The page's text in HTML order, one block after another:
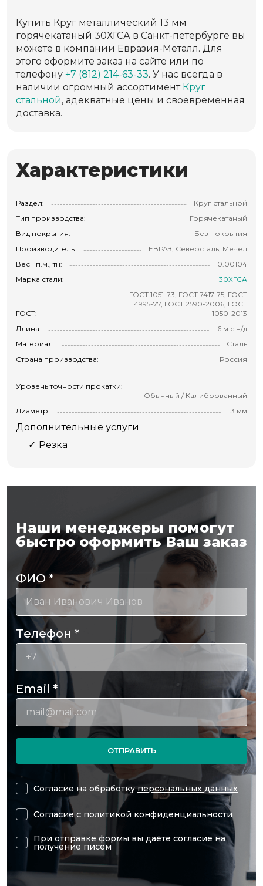
Купить Круг металлический 13 мм
горячекатаный 30ХГСА в Санкт-петербурге вы
можете в компании Евразия-Металл. Для
этого оформите заказ на сайте или по
телефону +7 (812) 214-63-33. У нас всегда в
наличии огромный ассортимент Круг
стальной, адекватные цены и своевременная
доставка.
Характеристики
Раздел:
Круг стальной
Тип производства:
Горячекатаный
Вид покрытия:
Без покрытия
Производитель:
ЕВРАЗ, Северсталь, Мечел
Вес 1 п.м., тн:
0.00104
Марка стали:
30ХГСА
ГОСТ:
ГОСТ 1051-73, ГОСТ 7417-75, ГОСТ
14995-77, ГОСТ 2590-2006, ГОСТ
1050-2013
Длина:
6 м с н/д
Материал:
Сталь
Страна производства:
Россия
Уровень точности прокатки:
Обычный / Калиброванный
Диаметр:
13 мм
Дополнительные услуги
Резка
Наши менеджеры помогут
быстро оформить Ваш заказ
ФИО*
Телефон *
Email *
ОТПРАВИТЬ
Согласие на обработкуперсональных данных
Согласие с политикой конфиденциальности
При отправке формы вы даёте согласие на
получение писем